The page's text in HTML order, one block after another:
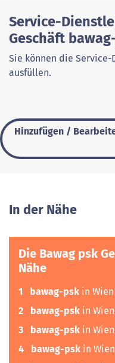
Service-
Geschäft
Sie können die Service-
ausfüllen.
Hinzufügen /
In der Nähe
Die Bawag psk
Nähe
1 bawag-psk in
2 bawag-psk in
3 bawag-psk in
4 bawag-psk in